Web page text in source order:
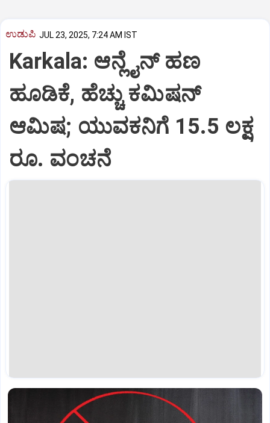
ಉಡುಪಿ JUL 23, 2025, 7:24 AM IST
Karkala: ಆನ್ಲೈನ್‌ ಹಣ
ಹೂಡಿಕೆ, ಹೆಚ್ಚು ಕಮಿಷನ್‌
ಆಮಿಷ; ಯುವಕನಿಗೆ 15.5 ಲಕ್ಷ
ರೂ. ವಂಚನೆ